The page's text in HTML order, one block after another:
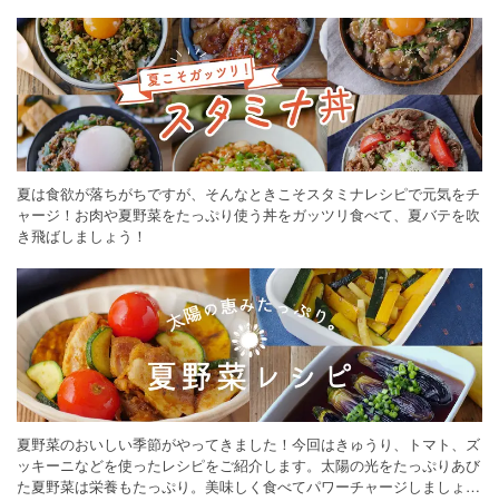
夏は食欲が落ちがちですが、そんなときこそスタミナレシピで元気をチ
ャージ！お肉や夏野菜をたっぷり使う丼をガッツリ食べて、夏バテを吹
き飛ばしましょう！
夏野菜のおいしい季節がやってきました！今回はきゅうり、トマト、ズ
ッキーニなどを使ったレシピをご紹介します。太陽の光をたっぷりあび
た夏野菜は栄養もたっぷり。美味しく食べてパワーチャージしましょう